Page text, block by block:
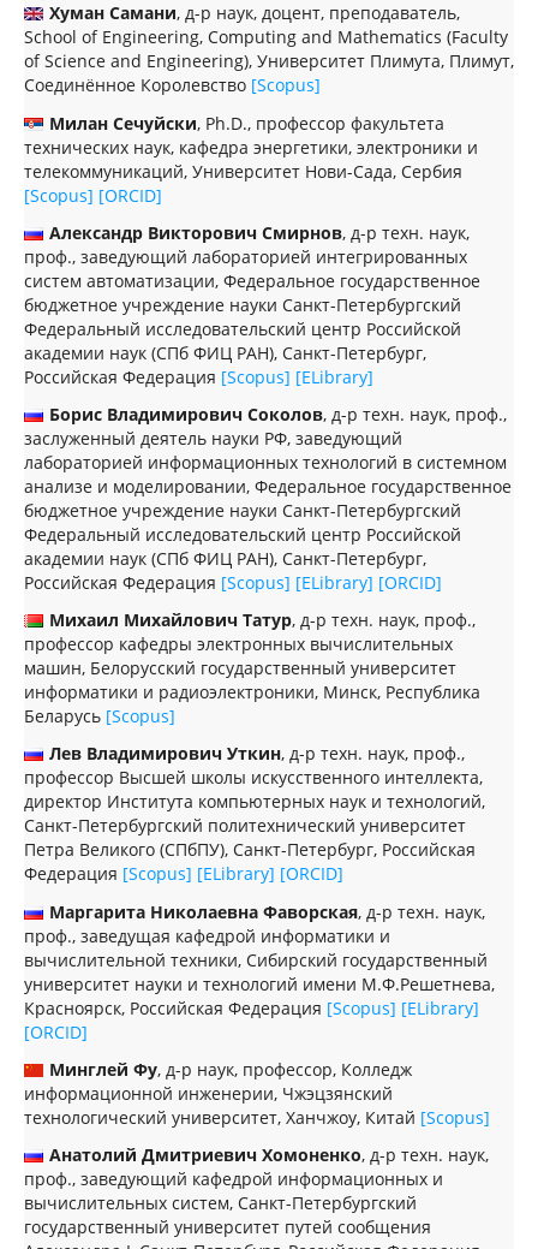
Хуман Самани, д-р наук, доцент, преподаватель,
School of Engineering, Computing and Mathematics (Faculty
of Science and Engineering), Университет Плимута, Плимут,
Соединённое Королевство [Scopus]
Милан Сечуйски, Ph.D., профессор факультета
технических наук, кафедра энергетики, электроники и
телекоммуникаций, Университет Нови-Сада, Сербия
[Scopus] [ORCID]
Александр Викторович Смирнов, д-р техн. наук,
проф., заведующий лабораторией интегрированных
систем автоматизации, Федеральное государственное
бюджетное учреждение науки Санкт-Петербургский
Федеральный исследовательский центр Российской
академии наук (СПб ФИЦ РАН), Санкт-Петербург,
Российская Федерация [Scopus] [ELibrary]
Борис Владимирович Соколов, д-р техн. наук, проф.,
заслуженный деятель науки РФ, заведующий
лабораторией информационных технологий в системном
анализе и моделировании, Федеральное государственное
бюджетное учреждение науки Санкт-Петербургский
Федеральный исследовательский центр Российской
академии наук (СПб ФИЦ РАН), Санкт-Петербург,
Российская Федерация [Scopus] [ELibrary] [ORCID]
Михаил Михайлович Татур, д-р техн. наук, проф.,
профессор кафедры электронных вычислительных
машин, Белорусский государственный университет
информатики и радиоэлектроники, Минск, Республика
Беларусь [Scopus]
Лев Владимирович Уткин, д-р техн. наук, проф.,
профессор Высшей школы искусственного интеллекта,
директор Института компьютерных наук и технологий,
Санкт-Петербургский политехнический университет
Петра Великого (СПбПУ), Санкт-Петербург, Российская
Федерация [Scopus] [ELibrary] [ORCID]
Маргарита Николаевна Фаворская, д-р техн. наук,
проф., заведущая кафедрой информатики и
вычислительной техники, Сибирский государственный
университет науки и технологий имени М.Ф.Решетнева,
Красноярск, Российская Федерация [Scopus] [ELibrary]
[ORCID]
Минглей Фу, д-р наук, профессор, Колледж
информационной инженерии, Чжэцзянский
технологический университет, Ханчжоу, Китай [Scopus]
Анатолий Дмитриевич Хомоненко, д-р техн. наук,
проф., заведующий кафедрой информационных и
вычислительных систем, Санкт-Петербургский
государственный университет путей сообщения